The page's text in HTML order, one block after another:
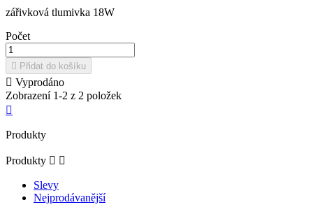
zářivková tlumivka 18W
Počet
 Přidat do košíku
 Vyprodáno
Zobrazení 1-2 z 2 položek

Produkty
Produkty  
Slevy
Nejprodávanější